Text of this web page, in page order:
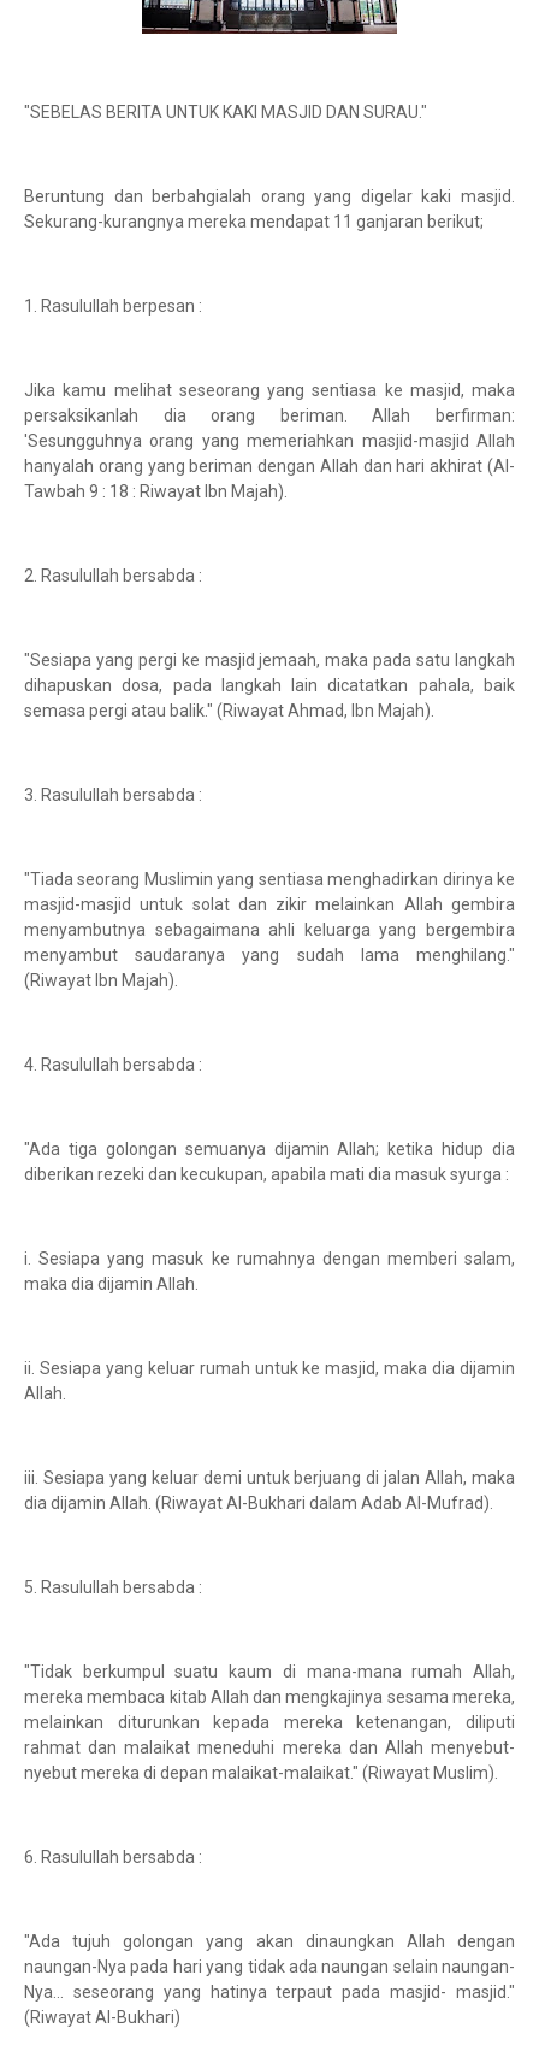
"SEBELAS BERITA UNTUK KAKI MASJID DAN SURAU."
Beruntung dan berbahgialah orang yang digelar kaki masjid.
Sekurang-kurangnya mereka mendapat 11 ganjaran berikut;
1. Rasulullah berpesan :
Jika kamu melihat seseorang yang sentiasa ke masjid, maka
persaksikanlah dia orang beriman. Allah berfirman:
'Sesungguhnya orang yang memeriahkan masjid-masjid Allah
hanyalah orang yang beriman dengan Allah dan hari akhirat (Al-
Tawbah 9 : 18 : Riwayat Ibn Majah).
2. Rasulullah bersabda :
"Sesiapa yang pergi ke masjid jemaah, maka pada satu langkah
dihapuskan dosa, pada langkah lain dicatatkan pahala, baik
semasa pergi atau balik." (Riwayat Ahmad, Ibn Majah).
3. Rasulullah bersabda :
"Tiada seorang Muslimin yang sentiasa menghadirkan dirinya ke
masjid-masjid untuk solat dan zikir melainkan Allah gembira
menyambutnya sebagaimana ahli keluarga yang bergembira
menyambut saudaranya yang sudah lama menghilang."
(Riwayat Ibn Majah).
4. Rasulullah bersabda :
"Ada tiga golongan semuanya dijamin Allah; ketika hidup dia
diberikan rezeki dan kecukupan, apabila mati dia masuk syurga :
i. Sesiapa yang masuk ke rumahnya dengan memberi salam,
maka dia dijamin Allah.
ii. Sesiapa yang keluar rumah untuk ke masjid, maka dia dijamin
Allah.
iii. Sesiapa yang keluar demi untuk berjuang di jalan Allah, maka
dia dijamin Allah. (Riwayat Al-Bukhari dalam Adab Al-Mufrad).
5. Rasulullah bersabda :
"Tidak berkumpul suatu kaum di mana-mana rumah Allah,
mereka membaca kitab Allah dan mengkajinya sesama mereka,
melainkan diturunkan kepada mereka ketenangan, diliputi
rahmat dan malaikat meneduhi mereka dan Allah menyebut-
nyebut mereka di depan malaikat-malaikat." (Riwayat Muslim).
6. Rasulullah bersabda :
"Ada tujuh golongan yang akan dinaungkan Allah dengan
naungan-Nya pada hari yang tidak ada naungan selain naungan-
Nya... seseorang yang hatinya terpaut pada masjid- masjid."
(Riwayat Al-Bukhari)